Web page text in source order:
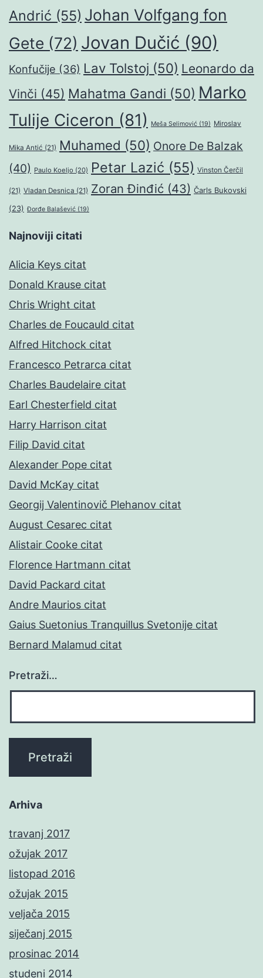
Andrić (55) Johan Volfgang fon
Gete (72) Jovan Dučić (90)
Konfučije (36) Lav Tolstoj (50) Leonardo da
Vinči (45) Mahatma Gandi (50) Marko
Tulije Ciceron (81) Meša Selimović (19) Miroslav
Mika Antić (21) Muhamed (50) Onore De Balzak
(40) Paulo Koeljo (20) Petar Lazić (55) Vinston Čerčil
(21) Vladan Desnica (21) Zoran Đinđić (43) Čarls Bukovski
(23) Đorđe Balašević (19)
Najnoviji citati
Alicia Keys citat
Donald Krause citat
Chris Wright citat
Charles de Foucauld citat
Alfred Hitchock citat
Francesco Petrarca citat
Charles Baudelaire citat
Earl Chesterfield citat
Harry Harrison citat
Filip David citat
Alexander Pope citat
David McKay citat
Georgij Valentinovič Plehanov citat
August Cesarec citat
Alistair Cooke citat
Florence Hartmann citat
David Packard citat
Andre Maurios citat
Gaius Suetonius Tranquillus Svetonije citat
Bernard Malamud citat
Pretraži…
Arhiva
travanj 2017
ožujak 2017
listopad 2016
ožujak 2015
veljača 2015
siječanj 2015
prosinac 2014
studeni 2014